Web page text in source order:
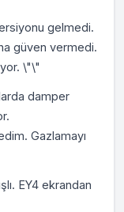
gelmedi.
güven vermedi.
\"\"
damper
Gazlamayı
EY4 ekrandan